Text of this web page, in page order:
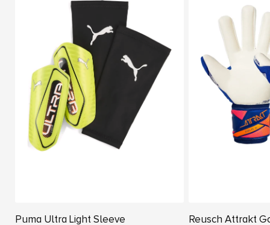
Puma Ultra Light Sleeve
Reusch Attrakt